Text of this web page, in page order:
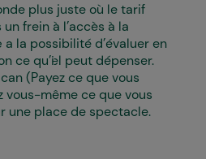
plus juste où le tarif
un frein à l’accès à la
a la possibilité d’évaluer en
ce qu’i·el peut dépenser.
(Payez ce que vous
vous-même ce que vous
une place de spectacle.